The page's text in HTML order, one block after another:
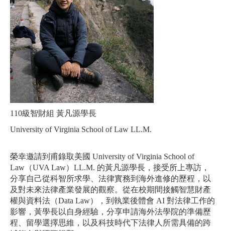
110級智財組 黃凡源學長
University of Virginia School of Law LL.M.
榮幸邀請到甫錄取美國 University of Virginia School of
Law（UVA Law）LL.M. 的黃凡源學長，接受所上專訪，
分享自己從科智所求學、法律實務到海外進修的歷程，以
及對未來法律產業發展的觀察。從在校期間接觸智慧財產
權與資料法（Data Law），到執業後體會 AI 對法律工作的
影響，黃學長以自身經驗，分享申請海外法學院的準備歷
程、留學選擇思維，以及科技時代下法律人所需具備的跨